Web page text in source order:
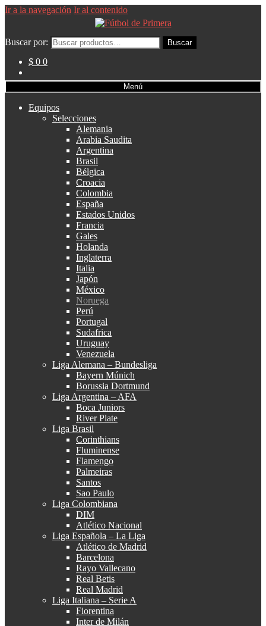
Ir a la navegación Ir al contenido
Buscar por: Buscar
$ 0 0
Menú
Equipos
Selecciones
Alemania
Arabia Saudita
Argentina
Brasil
Bélgica
Croacia
Colombia
España
Estados Unidos
Francia
Gales
Holanda
Inglaterra
Italia
Japón
México
Noruega
Perú
Portugal
Sudafrica
Uruguay
Venezuela
Liga Alemana – Bundesliga
Bayern Múnich
Borussia Dortmund
Liga Argentina – AFA
Boca Juniors
River Plate
Liga Brasil
Corinthians
Fluminense
Flamengo
Palmeiras
Santos
Sao Paulo
Liga Colombiana
DIM
Atlético Nacional
Liga Española – La Liga
Atlético de Madrid
Barcelona
Rayo Vallecano
Real Betis
Real Madrid
Liga Italiana – Serie A
Fiorentina
Inter de Milán